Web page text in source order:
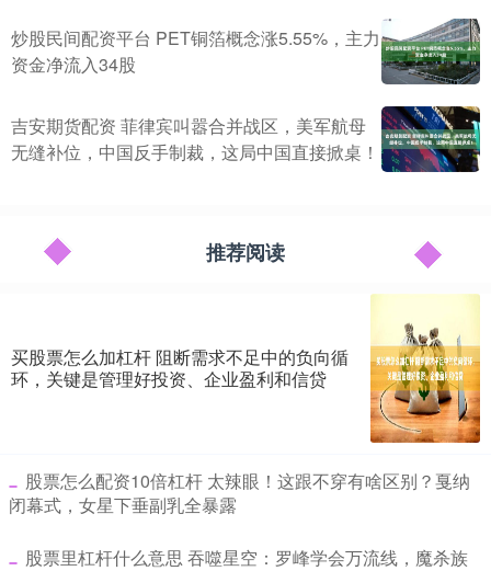
炒股民间配资平台 PET铜箔概念涨5.55%，主力
资金净流入34股
吉安期货配资 菲律宾叫嚣合并战区，美军航母
无缝补位，中国反手制裁，这局中国直接掀桌！
推荐阅读
买股票怎么加杠杆 阻断需求不足中的负向循
环，关键是管理好投资、企业盈利和信贷
​股票怎么配资10倍杠杆 太辣眼！这跟不穿有啥区别？戛纳
闭幕式，女星下垂副乳全暴露
​股票里杠杆什么意思 吞噬星空：罗峰学会万流线，魔杀族